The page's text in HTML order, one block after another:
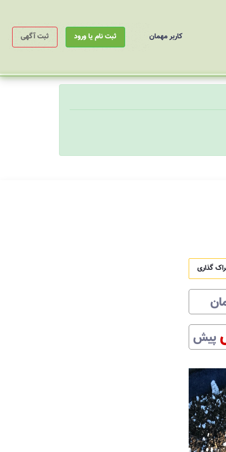
کاربر مهمان ثبت نام یا ورود ثبت آگهی
گذاری
پیش